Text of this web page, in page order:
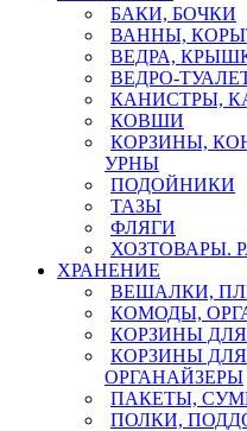
БАКИ, БОЧКИ
ВАННЫ,
ВЕДРА,
ВЕДРО-
КАНИСТРЫ,
КОВШИ
КОРЗИНЫ,
УРНЫ
ПОДОЙНИКИ
ТАЗЫ
ФЛЯГИ
ХОЗТОВАРЫ.
ХРАНЕНИЕ
ВЕШАЛКИ,
КОМОДЫ,
КОРЗИНЫ ДЛЯ
КОРЗИНЫ
ОРГАНАЙЗЕРЫ
ПАКЕТЫ,
ПОЛКИ,